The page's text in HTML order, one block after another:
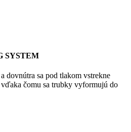
SYSTEM
dovnútra sa pod tlakom vstrekne
čomu sa trubky vyformujú do